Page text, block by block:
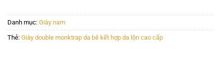
Danh mục: Giày nam
Thẻ: Giày double monktrap da bê kết hợp da lộn cao cấp